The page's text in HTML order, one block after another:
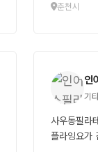
춘천시
인
기
사우동필라테스
플라잉요가